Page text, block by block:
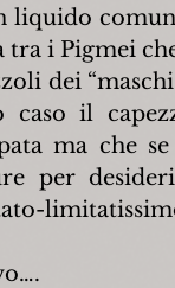
liquido
tra i Pigmei
dei
caso il
ma che
per